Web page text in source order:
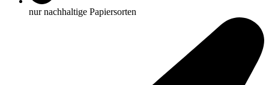
nur nachhaltige Papiersorten